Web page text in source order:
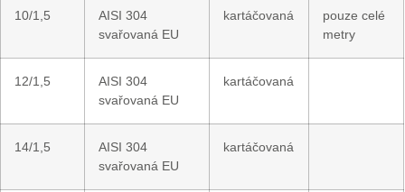
10/1,5
AISI 304
svařovaná EU
kartáčovaná
pouze celé
metry
12/1,5
AISI 304
svařovaná EU
kartáčovaná
14/1,5
AISI 304
svařovaná EU
kartáčovaná